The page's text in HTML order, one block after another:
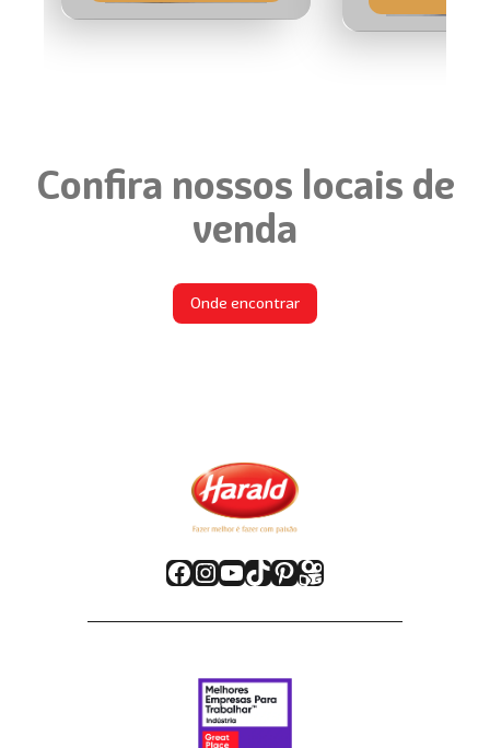
Confira nossos locais de
venda
Onde encontrar
Facebook
Instagram
Youtube
TikTok
Pinterest
Kwai